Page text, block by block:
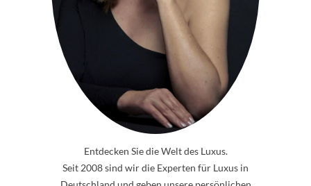
Entdecken Sie die Welt des Luxus.
Seit 2008 sind wir die Experten für Luxus in